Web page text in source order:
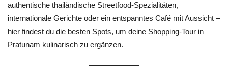
authentische thailändische Streetfood-Spezialitäten,
internationale Gerichte oder ein entspanntes Café mit Aussicht –
hier findest du die besten Spots, um deine Shopping-Tour in
Pratunam kulinarisch zu ergänzen.